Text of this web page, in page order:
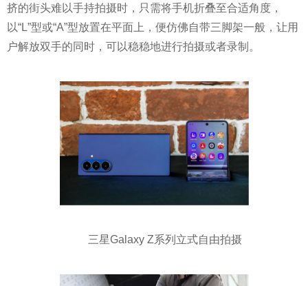
挤的街头难以手持拍摄时，只需将手机折叠至合适角度，
以“L”型或“A”型放置在平面上，便仿佛自带三脚架一般，让用
户解放双手的同时，可以稳稳地进行拍摄或者录制。
三星Galaxy Z系列立式自由拍摄